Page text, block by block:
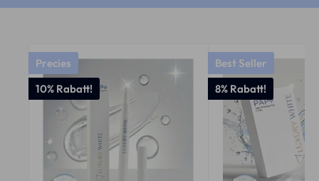
Precies
10% Rabatt!
Best Seller
8% Rabatt!